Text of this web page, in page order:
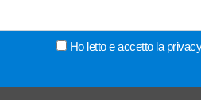
Ho letto e accetto la